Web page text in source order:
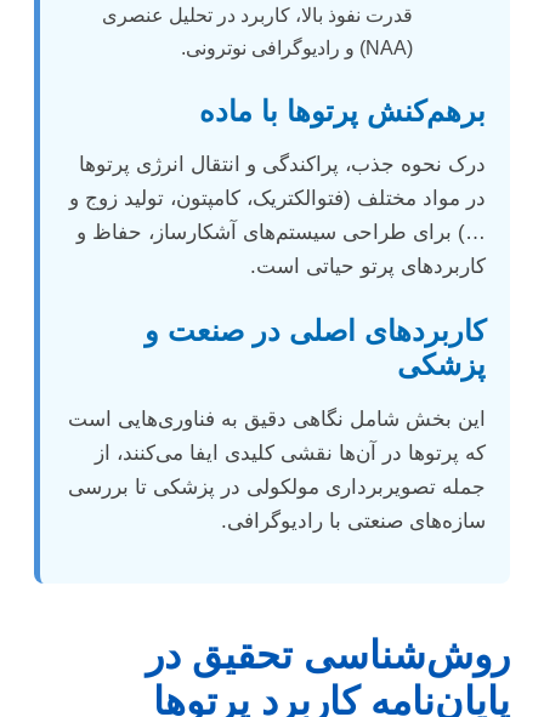
قدرت نفوذ بالا، کاربرد در تحلیل عنصری
(NAA) و رادیوگرافی نوترونی.
برهم‌کنش پرتوها با ماده
درک نحوه جذب، پراکندگی و انتقال انرژی پرتوها
در مواد مختلف (فتوالکتریک، کامپتون، تولید زوج و
…) برای طراحی سیستم‌های آشکارساز، حفاظ و
کاربردهای پرتو حیاتی است.
کاربردهای اصلی در صنعت و
پزشکی
این بخش شامل نگاهی دقیق به فناوری‌هایی است
که پرتوها در آن‌ها نقشی کلیدی ایفا می‌کنند، از
جمله تصویربرداری مولکولی در پزشکی تا بررسی
سازه‌های صنعتی با رادیوگرافی.
روش‌شناسی تحقیق در
پایان‌نامه کاربرد پرتوها